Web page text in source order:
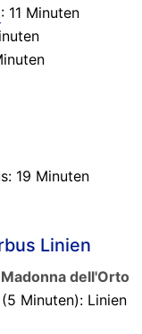
: 11 Minuten
19 Minuten
Linien
dell'Orto
(5 Minuten): Linien